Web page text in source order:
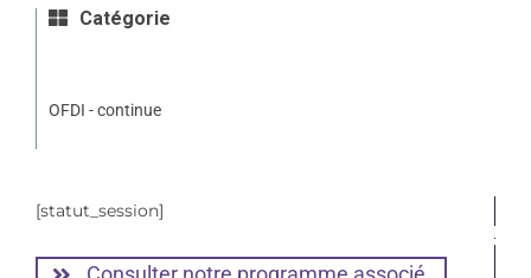
Catégorie
OFDI - continue
[statut_session]